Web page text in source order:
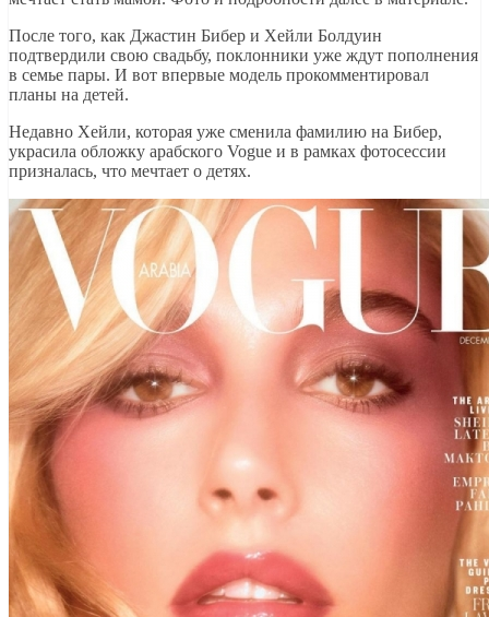
После того, как Джастин Бибер и Хейли Болдуин
подтвердили свою свадьбу, поклонники уже ждут пополнения
в семье пары. И вот впервые модель прокомментировал
планы на детей.
Недавно Хейли, которая уже сменила фамилию на Бибер,
украсила обложку арабского Vogue и в рамках фотосессии
призналась, что мечтает о детях.